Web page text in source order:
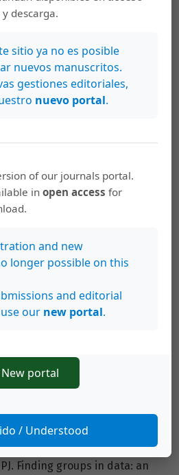
1991 Apr;4(2):19–24.
HW, Adibi MM. Power system
survey. Int J Electr Power
system restoration: a
to 2016. J Mod Power Syst
restoration constraints. In:
San Diego; 2012. p. 1–8.
on spectral clustering. Stat
DB. Learning from general
International Workshop on
Lisbon; 2004.
Ma J, Lu Q. A Study of System
Based on OBDDs. IEEE
Finding groups in data: an
descarga.
sitio ya no es posible
nuevos manuscritos.
gestiones editoriales,
nuevo portal.
of our journals portal.
inopen access for
and new
longer possible on this
and editorial
our new portal.
New portal
/ Understood